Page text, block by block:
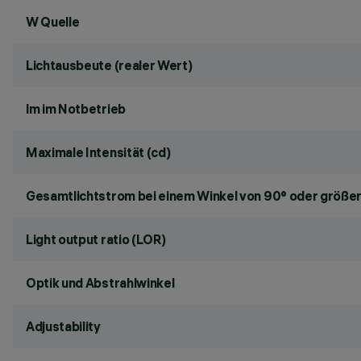
W Quelle
Lichtausbeute (realer Wert)
lm im Notbetrieb
Maximale Intensität (cd)
Gesamtlichtstrom bei einem Winkel von 90° oder
Light output ratio (LOR)
Optik und Abstrahlwinkel
Adjustability